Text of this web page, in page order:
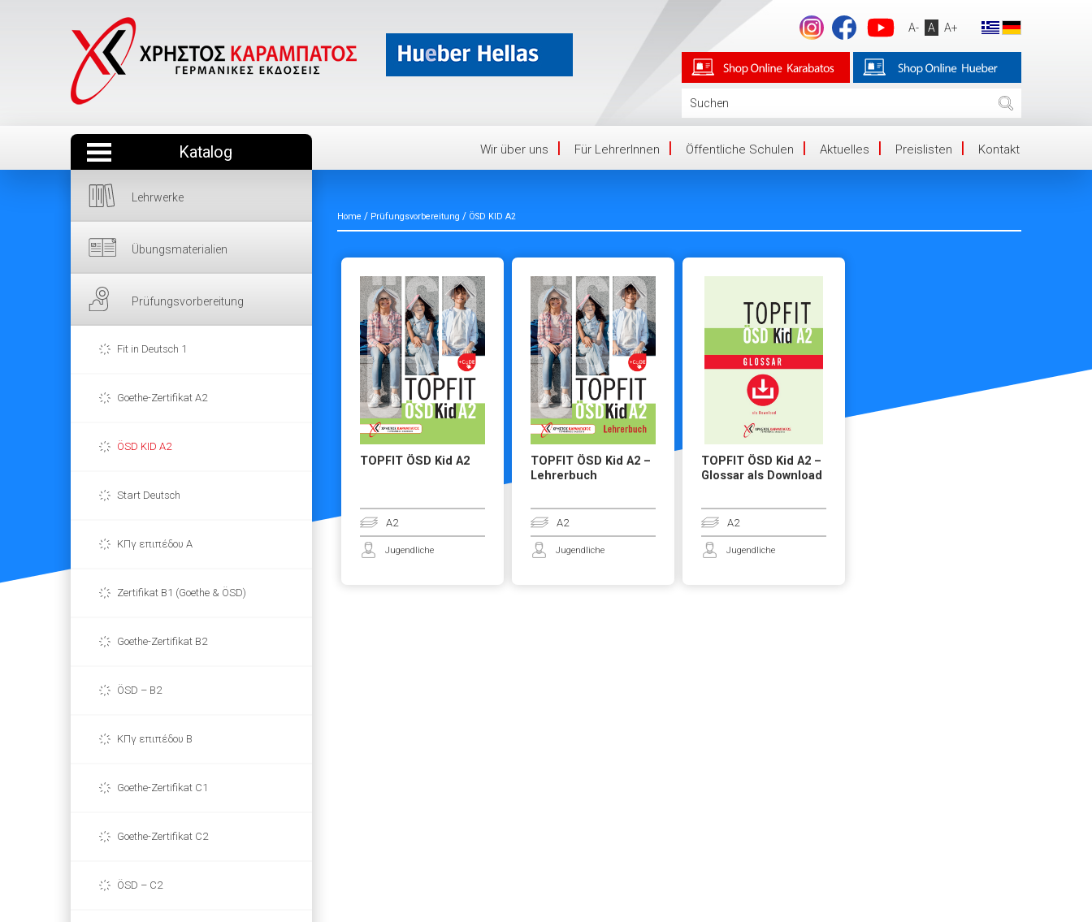
A- A A+
Katalog Wir über uns Für LehrerInnen Öffentliche Schulen Aktuelles Preislisten Kontakt
Lehrwerke
Übungsmaterialien
Prüfungsvorbereitung
Fit in Deutsch 1
Goethe-Zertifikat A2
ÖSD KID A2
Start Deutsch
ΚΠγ επιπέδου Α
Zertifikat B1 (Goethe & ÖSD)
Goethe-Zertifikat B2
ÖSD – B2
ΚΠγ επιπέδου Β
Goethe-Zertifikat C1
Goethe-Zertifikat C2
ÖSD – C2
Home / Prüfungsvorbereitung / ÖSD KID A2
TOPFIT ÖSD Kid A2
A2
Jugendliche
TOPFIT ÖSD Kid A2 –
Lehrerbuch
A2
Jugendliche
TOPFIT ÖSD Kid A2 –
Glossar als Download
A2
Jugendliche